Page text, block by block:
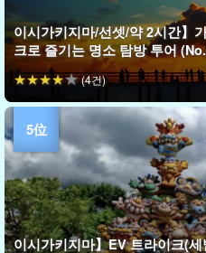
이시가키지마/선셋/약 2시간】
크로 즐기는 명소 탐방 투어
(4건)
이시가키지마】EV 트라이크(